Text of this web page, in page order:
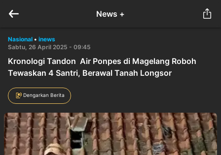
News +
Nasional • inews
Sabtu, 26 April 2025 - 09:45
Kronologi Tandon Air Ponpes di Magelang Roboh
Tewaskan 4 Santri, Berawal Tanah Longsor
Dengarkan Berita